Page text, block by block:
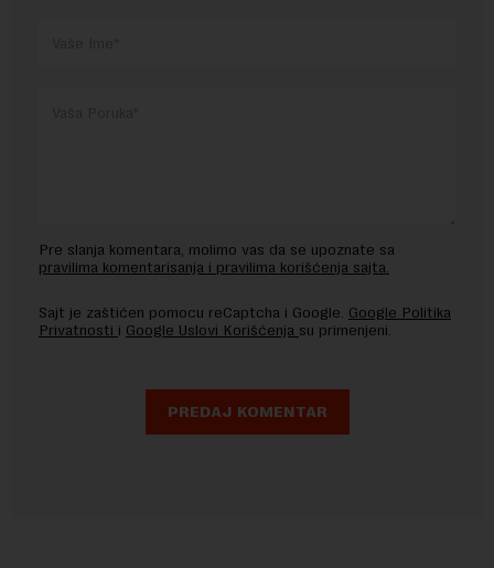
Pre slanja komentara, molimo vas da se upoznate sa
pravilima komentarisanja i pravilima korišćenja sajta.
Sajt je zaštićen pomocu reCaptcha i Google. Google Politika
Privatnosti i Google Uslovi Korišćenja su primenjeni.